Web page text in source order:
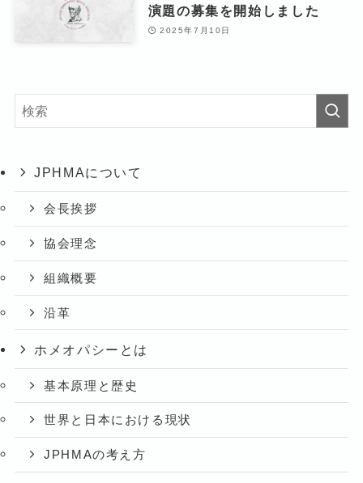
演題の募集を開始しました
2025年7月10日
JPHMAについて
会長挨拶
協会理念
組織概要
沿革
ホメオパシーとは
基本原理と歴史
世界と日本における現状
JPHMAの考え方